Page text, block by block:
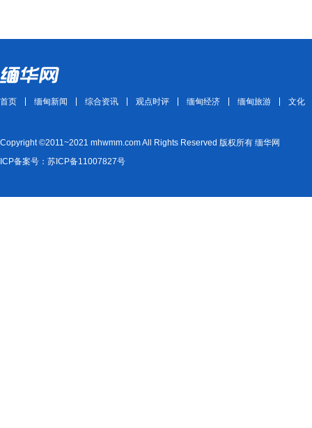
首页 缅甸新闻 综合资讯 观点时评 缅甸经济 缅甸旅游 文化
Copyright ©2011~2021 mhwmm.com All Rights Reserved 版权所有 缅华网
ICP备案号：苏ICP备11007827号